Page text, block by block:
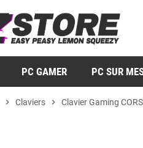
PC GAMER PC SUR
chevron_right Claviers chevron_right Clavier Gaming